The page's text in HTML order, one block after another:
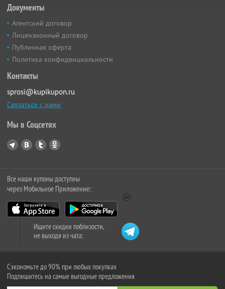
Документы
Агентский договор
Лицензионный договор
Публичная оферта
Политика конфиденциальности
Контакты
sprosi@kupikupon.ru
Связаться с нами
Мы в Соцсетях
Все наши купоны доступны
через Мобильное Приложение:
Ищите скидки поблизости,
не выходя из чата:
Сэкономьте до 90% при любых покупках
Подпишитесь на самые выгодные предложения